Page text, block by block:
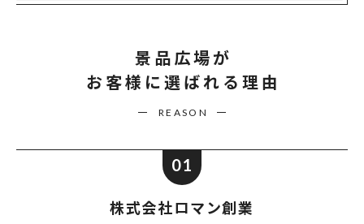
景品広場が
お客様に選ばれる理由
REASON
01
株式会社ロマン創業